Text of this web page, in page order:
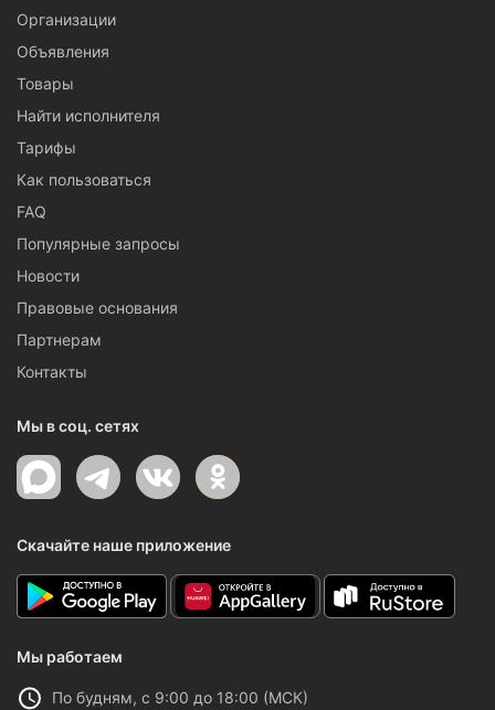
Организации
Объявления
Товары
Найти исполнителя
Тарифы
Как пользоваться
FAQ
Популярные запросы
Новости
Правовые основания
Партнерам
Контакты
Мы в соц. сетях
Скачайте наше приложение
Мы работаем
По будням, с 9:00 до 18:00 (МСК)